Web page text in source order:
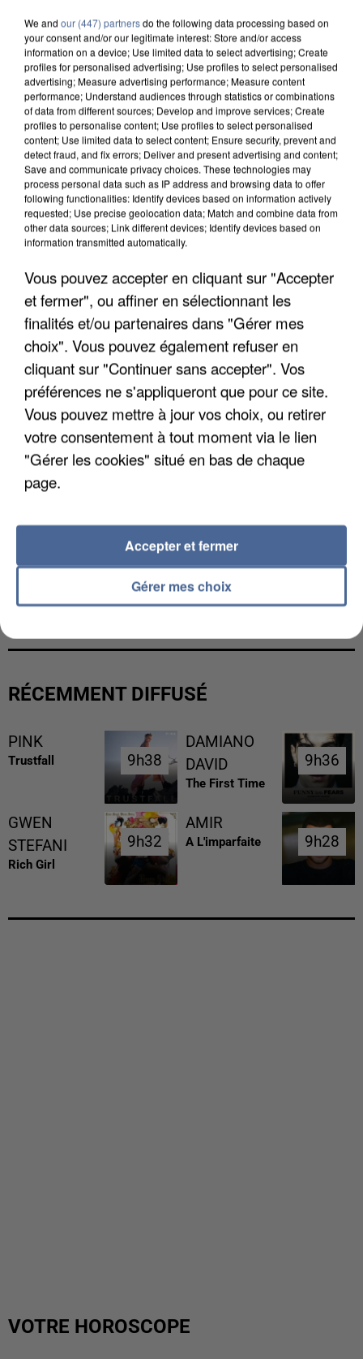
L’UN DES FONDATEURS SUPPOSÉS DE LA DZ
MAFIA INTERPELLÉ EN ALGÉRIE
UN SECOND CADRE DE LA DZ MAFIA
INTERPELLÉ EN ALGÉRIE
RÉCEMMENT DIFFUSÉ
PINK
Trustfall 9h38
9h38
DAMIANO
DAVID
The First Time
9h36
9h36
GWEN
STEFANI
Rich Girl
9h32
9h32
AMIR
A L'imparfaite 9h28
9h28
VOTRE HOROSCOPE
We and our (447) partnersdo the following data processing based on
your consent and/or our legitimate interest: Store and/or access
information on a device; Use limited data to select advertising; Create
profiles for personalised advertising; Use profiles to select personalised
advertising; Measure advertising performance; Measure content
performance; Understand audiences through statistics or combinations
of data from different sources; Develop and improve services; Create
profiles to personalise content; Use profiles to select personalised
content; Use limited data to select content; Ensure security, prevent and
detect fraud, and fix errors; Deliver and present advertising and content;
Save and communicate privacy choices. These technologies may
process personal data such as IP address and browsing data to offer
following functionalities: Identify devices based on information actively
requested; Use precise geolocation data; Match and combine data from
other data sources; Link different devices; Identify devices based on
information transmitted automatically.
Vous pouvez accepter en cliquant sur "Accepter
et fermer", ou affiner en sélectionnant les
finalités et/ou partenaires dans "Gérer mes
choix". Vous pouvez également refuser en
cliquant sur "Continuer sans accepter". Vos
préférences ne s'appliqueront que pour ce site.
Vous pouvez mettre à jour vos choix, ou retirer
votre consentement à tout moment via le lien
"Gérer les cookies" situé en bas de chaque
page.
Gérer mes choix
Accepter et fermer